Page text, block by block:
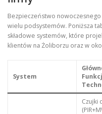
Bezpieczeństwo
wielu podsystemów. Poniższa
składowe systemów, które
klientów na Żoliborzu oraz w
System
Czujki